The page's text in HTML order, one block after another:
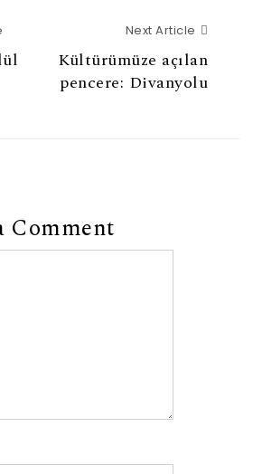
Next Article
Kültürümüze açılan
pencere: Divanyolu
Comment